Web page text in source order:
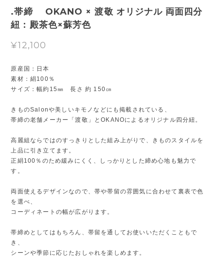
.帯締 OKANO × 渡敬 オリジナル 両面四分
紐：殿茶色×蘇芳色
¥12,100
原産国：日本
素材：絹100％
サイズ：幅約15㎜ 長さ 約 150㎝
きものSalonや美しいキモノなどにも掲載されている、
帯締の老舗メーカー「渡敬」とOKANOによるオリジナル四分紐。
高麗組ならではのすっきりとした組み上がりで、きものスタイルを
上品に引き立てます。
正絹100％のため緩みにくく、しっかりとした締め心地も魅力で
す。
両面使えるデザインなので、帯や帯留の雰囲気に合わせて裏表で色
を選べ、
コーディネートの幅が広がります。
帯締めとしてはもちろん、帯留を通してお使いいただくこともで
き、
シーンや季節に応じたおしゃれを楽しめます。